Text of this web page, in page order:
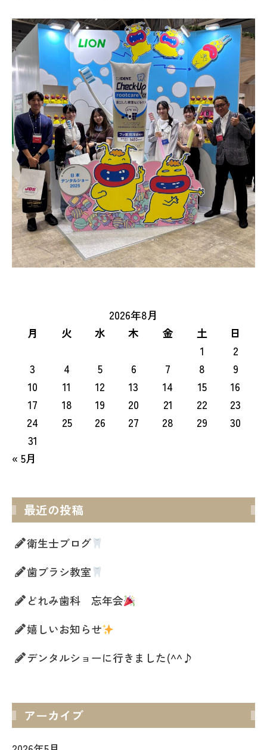
2026年8月
月
火 水 木 金 土
日
1
2
3
4 5 6 7 8
9
10
11 12 13 14 15
16
17
18 19 20 21 22
23
24
25 26 27 28 29
30
31
« 5月
最近の投稿
衛生士ブログ
歯ブラシ教室
どれみ歯科 忘年会
嬉しいお知らせ
デンタルショーに行きました(^^♪
アーカイブ